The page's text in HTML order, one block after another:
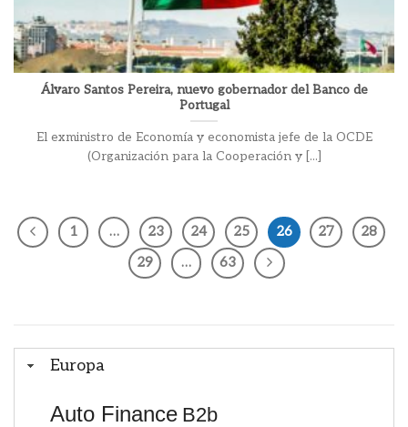
Europa
Auto Finance B2b
Álvaro Santos Pereira, nuevo gobernador del Banco de
Portugal
El exministro de Economía y economista jefe de la OCDE
(Organización para la Cooperación y [...]
1 … 23 24 25 26 27
28
29
… 63